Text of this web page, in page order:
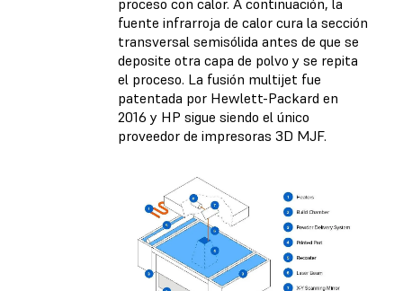
proceso con calor. A continuación, la
fuente infrarroja de calor cura la sección
transversal semisólida antes de que se
deposite otra capa de polvo y se repita
el proceso. La fusión multijet fue
patentada por Hewlett-Packard en
2016 y HP sigue siendo el único
proveedor de impresoras 3D MJF.